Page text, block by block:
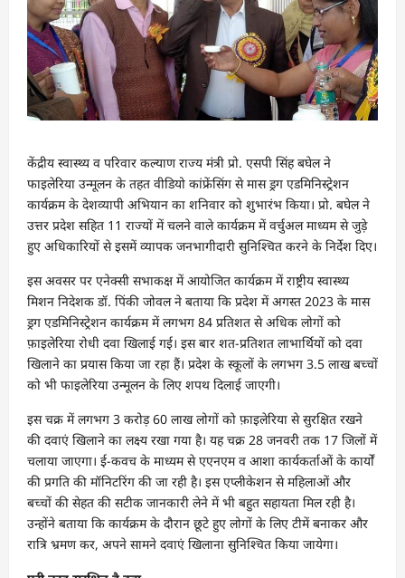
केंद्रीय स्वास्थ्य व परिवार कल्याण राज्य मंत्री प्रो. एसपी सिंह बघेल ने
फाइलेरिया उन्मूलन के तहत वीडियो कांफ्रेंसिंग से मास ड्रग एडमिनिस्ट्रेशन
कार्यक्रम के देशव्यापी अभियान का शनिवार को शुभारंभ किया। प्रो. बघेल ने
उत्तर प्रदेश सहित 11 राज्यों में चलने वाले कार्यक्रम में वर्चुअल माध्यम से जुड़े
हुए अधिकारियों से इसमें व्यापक जनभागीदारी सुनिश्चित करने के निर्देश दिए।
इस अवसर पर एनेक्सी सभाकक्ष में आयोजित कार्यक्रम में राष्ट्रीय स्वास्थ्य
मिशन निदेशक डॉ. पिंकी जोवल ने बताया कि प्रदेश में अगस्त 2023 के मास
ड्रग एडमिनिस्ट्रेशन कार्यक्रम में लगभग 84 प्रतिशत से अधिक लोगों को
फ़ाइलेरिया रोधी दवा खिलाई गई। इस बार शत-प्रतिशत लाभार्थियों को दवा
खिलाने का प्रयास किया जा रहा हैं। प्रदेश के स्कूलों के लगभग 3.5 लाख बच्चों
को भी फाइलेरिया उन्मूलन के लिए शपथ दिलाई जाएगी।
इस चक्र में लगभग 3 करोड़ 60 लाख लोगों को फ़ाइलेरिया से सुरक्षित रखने
की दवाएं खिलाने का लक्ष्य रखा गया है। यह चक्र 28 जनवरी तक 17 जिलों में
चलाया जाएगा। ई-कवच के माध्यम से एएनएम व आशा कार्यकर्ताओं के कार्यों
की प्रगति की मॉनिटरिंग की जा रही है। इस एप्लीकेशन से महिलाओं और
बच्चों की सेहत की सटीक जानकारी लेने में भी बहुत सहायता मिल रही है।
उन्होंने बताया कि कार्यक्रम के दौरान छूटे हुए लोगों के लिए टीमें बनाकर और
रात्रि भ्रमण कर, अपने सामने दवाएं खिलाना सुनिश्चित किया जायेगा।